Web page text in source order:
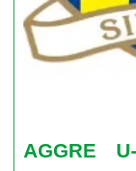
AGGRE U-